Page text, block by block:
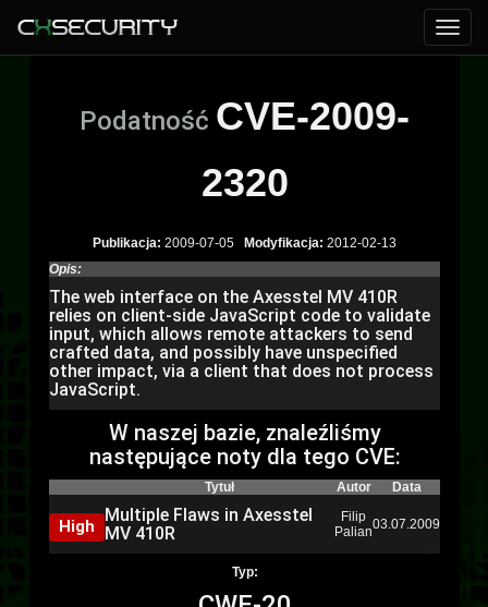
Podatność CVE-2009-
2320
Publikacja: 2009-07-05 Modyfikacja: 2012-02-13
Opis:
The web interface on the Axesstel MV 410R
relies on client-side JavaScript code to validate
input, which allows remote attackers to send
crafted data, and possibly have unspecified
other impact, via a client that does not process
JavaScript.
W naszej bazie, znaleźliśmy
następujące noty dla tego CVE:
Tytuł Autor Data
High
Multiple Flaws in Axesstel
MV 410R
Filip
Palian03.07.2009
Typ: